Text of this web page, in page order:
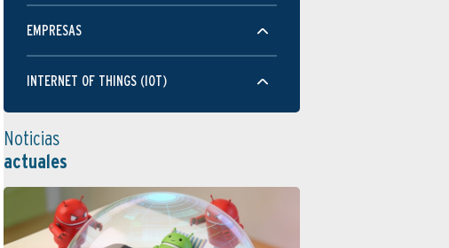
EMPRESAS
INTERNET OF THINGS (IOT)
Noticias
actuales